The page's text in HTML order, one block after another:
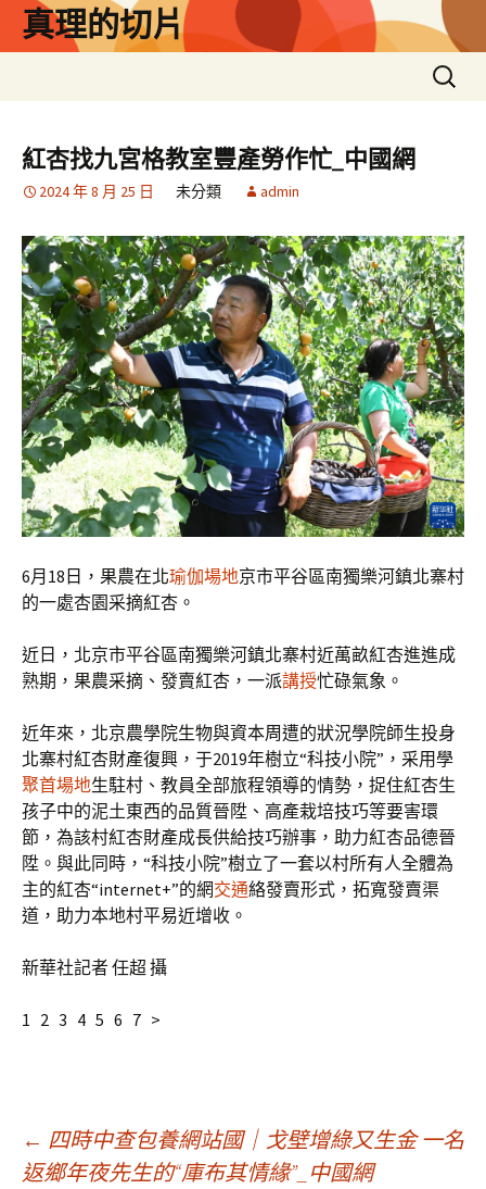
真理的切片
搜
尋
紅杏找九宮格教室豐產勞作忙_中國網
2024 年 8 月 25 日 未分類 admin
6月18日，果農在北瑜伽場地京市平谷區南獨樂河鎮北寨村
的一處杏園采摘紅杏。
近日，北京市平谷區南獨樂河鎮北寨村近萬畝紅杏進進成
熟期，果農采摘、發賣紅杏，一派講授忙碌氣象。
近年來，北京農學院生物與資本周遭的狀況學院師生投身
北寨村紅杏財產復興，于2019年樹立“科技小院”，采用學
聚首場地生駐村、教員全部旅程領導的情勢，捉住紅杏生
孩子中的泥土東西的品質晉陞、高產栽培技巧等要害環
節，為該村紅杏財產成長供給技巧辦事，助力紅杏品德晉
陞。與此同時，“科技小院”樹立了一套以村所有人全體為
主的紅杏“internet+”的網交通絡發賣形式，拓寬發賣渠
道，助力本地村平易近增收。
新華社記者 任超 攝
1 2 3 4 5 6 7 >
文
← 四時中查包養網站國｜戈壁增綠又生金 一名
返鄉年夜先生的“庫布其情緣”_中國網